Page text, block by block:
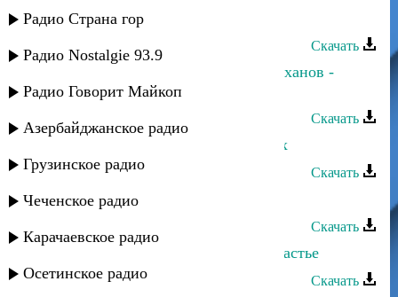
Радио Страна гор
Радио Nostalgie 93.9
Радио Говорит Майкоп
Азербайджанское радио
Грузинское радио
Чеченское радио
Карачаевское радио
Осетинское радио
Тахмина Умалатова - На берегу
Скачать
Тахмина Умалатова и Самед Гусейханов -
Только ты
Скачать
Тахмина Умалатова - Небо в глазах
Скачать
Умалав Кебедов - Столица
Скачать
Умайра Шахбанова - Верни мое счастье
Скачать